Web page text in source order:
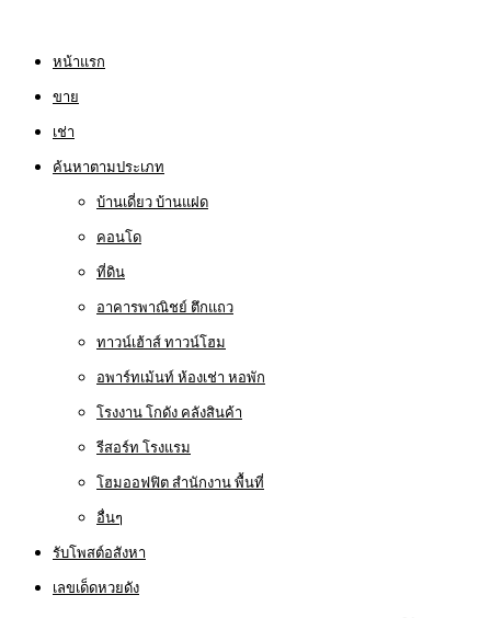
หน้าแรก
ขาย
เช่า
ค้นหาตามประเภท
บ้านเดี่ยว บ้านแฝด
คอนโด
ที่ดิน
อาคารพาณิชย์ ตึกแถว
ทาวน์เฮ้าส์ ทาวน์โฮม
อพาร์ทเม้นท์ ห้องเช่า หอพัก
โรงงาน โกดัง คลังสินค้า
รีสอร์ท โรงแรม
โฮมออฟฟิต สำนักงาน พื้นที่
อื่นๆ
รับโพสต์อสังหา
เลขเด็ดหวยดัง